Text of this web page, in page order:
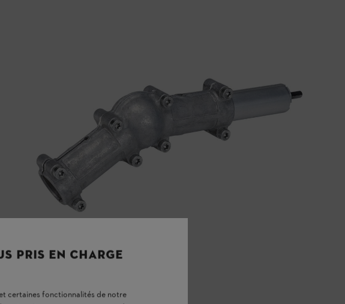
PRIS EN CHARGE
certaines fonctionnalités de notre